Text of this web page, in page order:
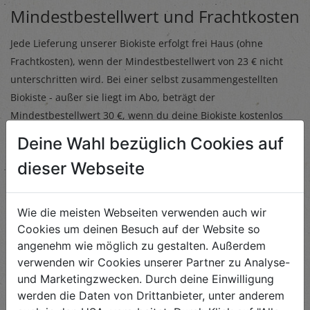
Mindestbestellwert und Frachtkosten
Jede Lieferung unserer Biokiste erfolgt frei Haus (ohne
Frachtkosten), wenn der Mindestbestellwert von 23 € nicht
unterschritten wird. Bei einer selbst zusammengestellten
Biokiste - außer sie liegt im Abo, beträgt der
Mindestbestellwert 30 €, wenn du deine Biokiste kostenlos
Mindestbestellwertes zum Beispiel durch das Streichen von
Artikeln, ohne diese durch andere Artikel zu ersetzen, werden
Du möchtest die Biokiste
abbestellen?
Du kannst deine Biokiste jederzeit pausieren, indem du im
Deine Wahl bezüglich Cookies auf
dieser Webseite
Wie die meisten Webseiten verwenden auch wir
Cookies um deinen Besuch auf der Website so
angenehm wie möglich zu gestalten. Außerdem
verwenden wir Cookies unserer Partner zu Analyse-
und Marketingzwecken. Durch deine Einwilligung
werden die Daten von Drittanbieter, unter anderem